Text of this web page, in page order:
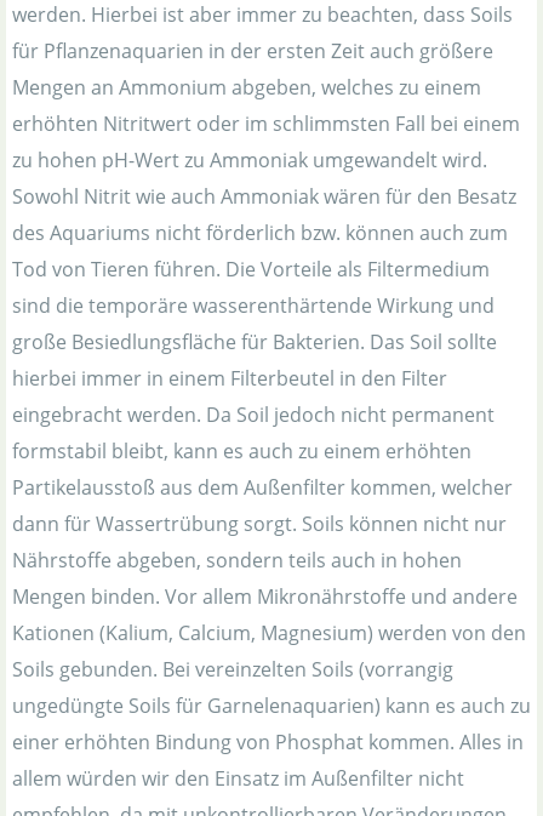
werden. Hierbei ist aber immer zu beachten, dass Soils
für Pflanzenaquarien in der ersten Zeit auch größere
Mengen an Ammonium abgeben, welches zu einem
erhöhten Nitritwert oder im schlimmsten Fall bei einem
zu hohen pH-Wert zu Ammoniak umgewandelt wird.
Sowohl Nitrit wie auch Ammoniak wären für den Besatz
des Aquariums nicht förderlich bzw. können auch zum
Tod von Tieren führen. Die Vorteile als Filtermedium
sind die temporäre wasserenthärtende Wirkung und
große Besiedlungsfläche für Bakterien. Das Soil sollte
hierbei immer in einem Filterbeutel in den Filter
eingebracht werden. Da Soil jedoch nicht permanent
formstabil bleibt, kann es auch zu einem erhöhten
Partikelausstoß aus dem Außenfilter kommen, welcher
dann für Wassertrübung sorgt. Soils können nicht nur
Nährstoffe abgeben, sondern teils auch in hohen
Mengen binden. Vor allem Mikronährstoffe und andere
Kationen (Kalium, Calcium, Magnesium) werden von den
Soils gebunden. Bei vereinzelten Soils (vorrangig
ungedüngte Soils für Garnelenaquarien) kann es auch zu
einer erhöhten Bindung von Phosphat kommen. Alles in
allem würden wir den Einsatz im Außenfilter nicht